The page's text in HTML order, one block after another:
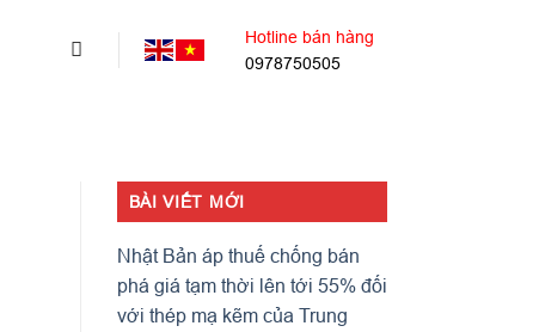
Hotline bán hàng
0978750505
BÀI VIẾT MỚI
Nhật Bản áp thuế chống bán
phá giá tạm thời lên tới 55% đối
với thép mạ kẽm của Trung